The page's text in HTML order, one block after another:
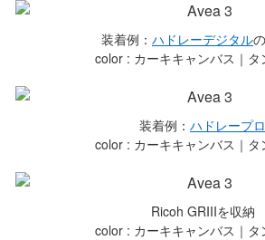
装着例： ハドレーデジタル
color : カーキキャンバス｜タ
装着例： ハドレープロ
color : カーキキャンバス｜タ
Ricoh GRIIIを収納
color : カーキキャンバス｜タ